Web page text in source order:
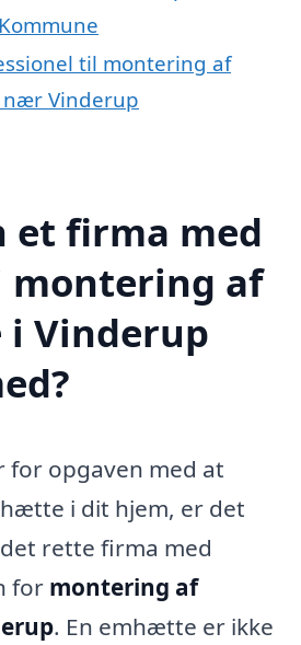
til montering af
Vinderup
et firma med
montering af
Vinderup
for opgaven med at
i dit hjem, er det
rette firma med
for montering af
. En emhætte er ikke